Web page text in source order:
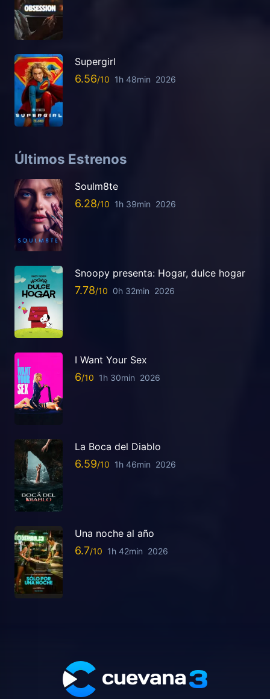
Supergirl
6.56 1h 48min 2026
Últimos Estrenos
Soulm8te
6.28 1h 39min 2026
Snoopy presenta: Hogar, dulce hogar
7.78 0h 32min 2026
I Want Your Sex
6 1h 30min 2026
La Boca del Diablo
6.59 1h 46min 2026
Una noche al año
6.7 1h 42min 2026